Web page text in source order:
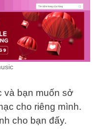
và bạn muốn sở
cho riêng mình.
cho bạn đấy.